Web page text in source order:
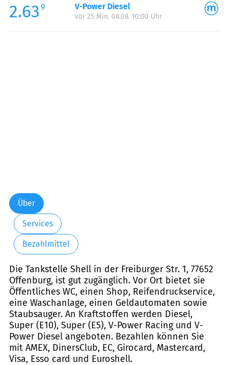
2.63 9 V-Power Diesel
vor 25 Min. 08.08. 10:00 Uhr
Über
Services
Bezahlmittel
Die Tankstelle Shell in der Freiburger Str. 1, 77652
Offenburg, ist gut zugänglich. Vor Ort bietet sie
Öffentliches WC, einen Shop, Reifendruckservice,
eine Waschanlage, einen Geldautomaten sowie
Staubsauger. An Kraftstoffen werden Diesel,
Super (E10), Super (E5), V-Power Racing und V-
Power Diesel angeboten. Bezahlen können Sie
mit AMEX, DinersClub, EC, Girocard, Mastercard,
Visa, Esso card und Euroshell.